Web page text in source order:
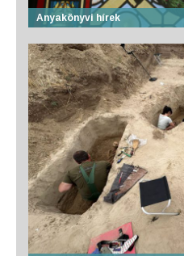
Anyakönyvi hírek